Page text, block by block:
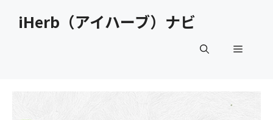
iHerb（アイハーブ）ナビ
メ